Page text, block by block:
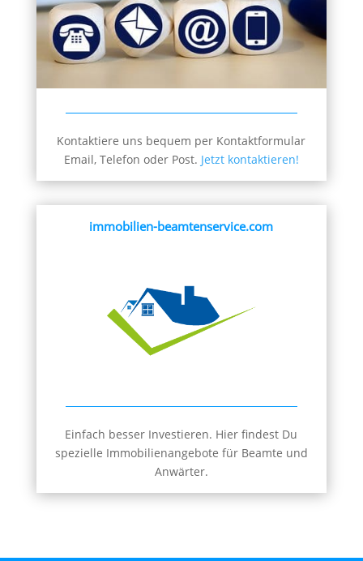
Kontaktiere uns bequem per Kontaktformular
Email, Telefon oder Post. Jetzt kontaktieren!
immobilien-beamtenservice.com
Einfach besser Investieren. Hier findest Du
spezielle Immobilienangebote für Beamte und
Anwärter.